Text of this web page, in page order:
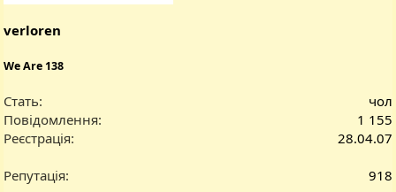
verloren
We Are 138
Стать
чол
Повідомлення
1 155
Реєстрація
28.04.07
Репутація 918